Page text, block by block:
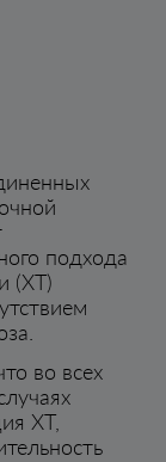
подхода
(ХТ)
во всех
ХТ,